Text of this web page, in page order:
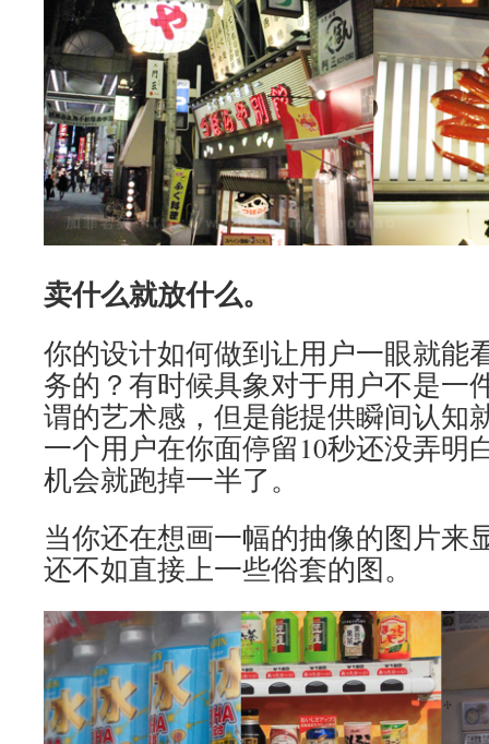
卖什么就放什么。
你的设计如何做到让用户一眼就能
务的？有时候具象对于用户不是一
谓的艺术感，但是能提供瞬间认知
一个用户在你面停留10秒还没弄明
机会就跑掉一半了。
当你还在想画一幅的抽像的图片来
还不如直接上一些俗套的图。